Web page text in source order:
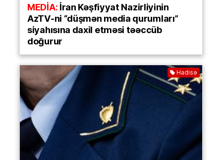
MEDİA:İran Kəşfiyyat Nazirliyinin
AzTV-ni “düşmən media qurumları”
siyahısına daxil etməsi təəccüb
doğurur
Hadisə